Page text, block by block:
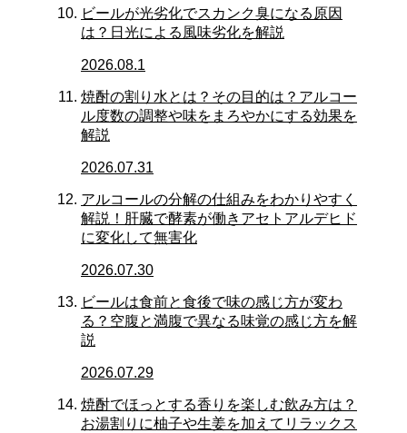
ビールが光劣化でスカンク臭になる原因
は？日光による風味劣化を解説
2026.08.1
焼酎の割り水とは？その目的は？アルコー
ル度数の調整や味をまろやかにする効果を
解説
2026.07.31
アルコールの分解の仕組みをわかりやすく
解説！肝臓で酵素が働きアセトアルデヒド
に変化して無害化
2026.07.30
ビールは食前と食後で味の感じ方が変わ
る？空腹と満腹で異なる味覚の感じ方を解
説
2026.07.29
焼酎でほっとする香りを楽しむ飲み方は？
お湯割りに柚子や生姜を加えてリラックス